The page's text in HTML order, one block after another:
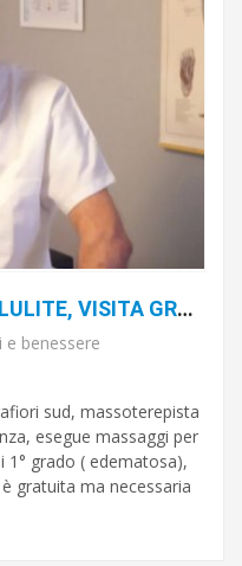
TRATTAMENTI ANTI-CELLULITE, VISITA GRATUITA
e benessere
sud, massoterepista
esegue massaggi per
grado ( edematosa),
gratuita ma necessaria